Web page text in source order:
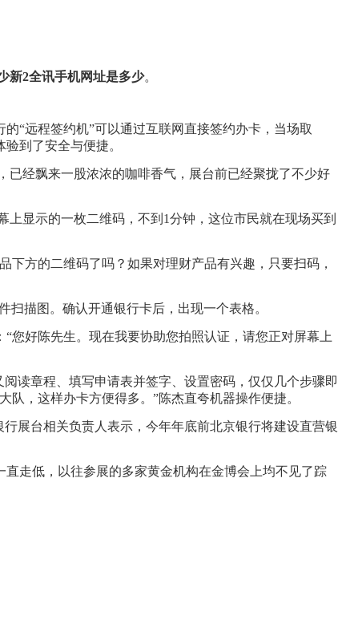
新2全讯手机网址是多少。
“远程签约机”可以通过互联网直接签约办卡，当场取
到了安全与便捷。
经飘来一股浓浓的咖啡香气，展台前已经聚拢了不少好
显示的一枚二维码，不到1分钟，这位市民就在现场买到
方的二维码了吗？如果对理财产品有兴趣，只要扫码，
描图。确认开通银行卡后，出现一个表格。
好陈先生。现在我要协助您拍照认证，请您正对屏幕上
读章程、填写申请表并签字、设置密码，仅仅几个步骤即
，这样办卡方便得多。”陈杰直夸机器操作便捷。
展台相关负责人表示，今年年底前北京银行将建设直营银
走低，以往参展的多家黄金机构在金博会上均不见了踪